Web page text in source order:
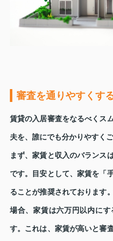
審査を通りやすくす
賃貸の入居審査をなるべくス
夫を、誰にでも分かりやすく
まず、家賃と収入のバランス
です。目安として、家賃を「
ることが推奨されております
場合、家賃は六万円以内に
す。これは、家賃が高いと審